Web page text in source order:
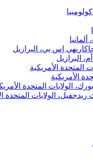
إس بي، البرازيل
البرازيل
المتحدة الأمريكية
الأمريكية
الولايات المتحدة
الولايات المتحدة